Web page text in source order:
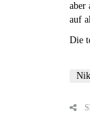
aber
auf
Die